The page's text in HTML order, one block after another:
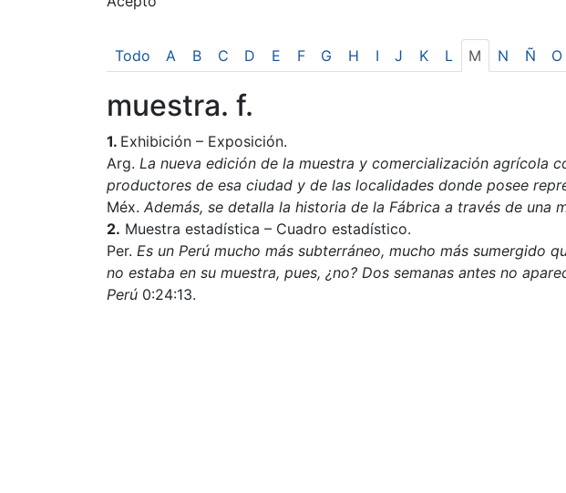
Esto nos ayuda a recolectar estadísticas de las visitas.
Todo A B C D E F G H I J K L M N Ñ O
muestra. f.
1. Exhibición – Exposición.
Arg. La nueva edición de la muestra y comercialización agrícola
productores de esa ciudad y de las localidades donde posee
Méx. Además, se detalla la historia de la Fábrica a través de una
2. Muestra estadística – Cuadro estadístico.
Per. Es un Perú mucho más subterráneo, mucho más sumergido
no estaba en su muestra, pues, ¿no? Dos semanas antes no
Perú 0:24:13.